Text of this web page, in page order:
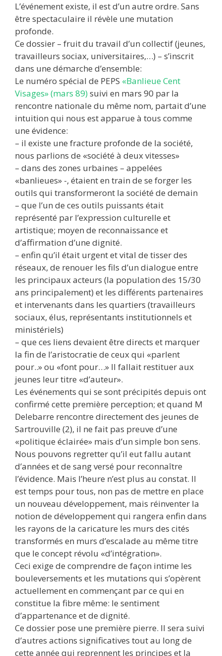
L’événement existe, il est d’un autre ordre. Sans
être spectaculaire il révèle une mutation
profonde.
Ce dossier – fruit du travail d’un collectif (jeunes,
travailleurs sociax, universitaires,…) – s’inscrit
dans une démarche d’ensemble:
Le numéro spécial de PEPS «Banlieue Cent
Visages» (mars 89)suivi en mars 90 par la
rencontre nationale du même nom, partait d’une
intuition qui nous est apparue à tous comme
une évidence:
– il existe une fracture profonde de la société,
nous parlions de «société à deux vitesses»
– dans des zones urbaines – appelées
«banlieues» -, étaient en train de se forger les
outils qui transformeront la société de demain
– que l’un de ces outils puissants était
représenté par l’expression culturelle et
artistique; moyen de reconnaissance et
d’affirmation d’une dignité.
– enfin qu’il était urgent et vital de tisser des
réseaux, de renouer les fils d’un dialogue entre
les principaux acteurs (la population des 15/30
ans principalement) et les différents partenaires
et intervenants dans les quartiers (travailleurs
sociaux, élus, représentants institutionnels et
ministériels)
– que ces liens devaient être directs et marquer
la fin de l’aristocratie de ceux qui «parlent
pour..» ou «font pour…» Il fallait restituer aux
jeunes leur titre «d’auteur».
Les événements qui se sont précipités depuis ont
confirmé cette première perception; et quand M
Delebarre rencontre directement des jeunes de
Sartrouville (2), il ne fait pas preuve d’une
«politique éclairée» mais d’un simple bon sens.
Nous pouvons regretter qu’il eut fallu autant
d’années et de sang versé pour reconnaître
l’évidence. Mais l’heure n’est plus au constat. Il
est temps pour tous, non pas de mettre en place
un nouveau développement, mais réinventer la
notion de développement qui rangera enfin dans
les rayons de la caricature les murs des cités
transformés en murs d’escalade au même titre
que le concept révolu «d’intégration».
Ceci exige de comprendre de façon intime les
bouleversements et les mutations qui s’opèrent
actuellement en commençant par ce qui en
constitue la fibre même: le sentiment
d’appartenance et de dignité.
Ce dossier pose une première pierre. Il sera suivi
d’autres actions significatives tout au long de
cette année qui reprennent les principes et la